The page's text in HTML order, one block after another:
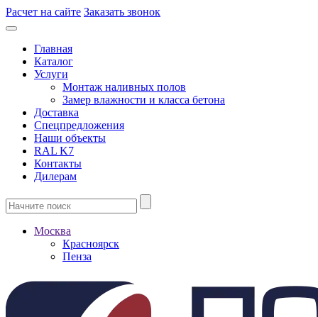
Расчет на сайте Заказать звонок
Главная
Каталог
Услуги
Монтаж наливных полов
Замер влажности и класса бетона
Доставка
Спецпредложения
Наши объекты
RAL K7
Контакты
Дилерам
Москва
Красноярск
Пенза